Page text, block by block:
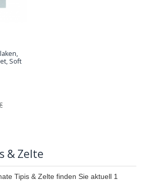
Soft
& Zelte
Tipis & Zelte finden Sie aktuell 1